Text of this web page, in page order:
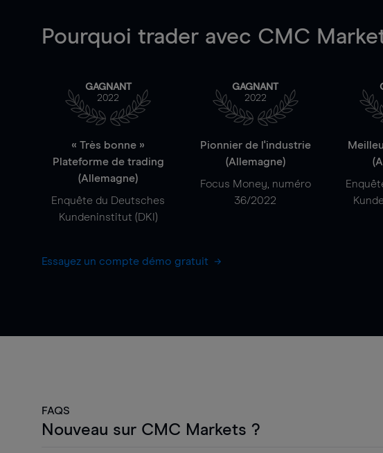
Pourquoi trader avec CMC
GAGNANT
2022
« Très bonne »
Plateforme de trading
(Allemagne)
Enquête du Deutsches
Kundeninstitut (DKI)
GAGNANT
2022
Pionnier de l'industrie
(Allemagne)
Focus Money, numéro
36/2022
Essayez un compte démo gratuit
FAQS
Nouveau sur CMC Markets ?